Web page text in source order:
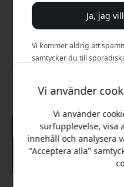
Vi använder
Vi använder
surfupplevelse, visa
innehåll och analysera
"Acceptera alla"
Ja, jag
Vi kommer aldrig att
samtycker du till
Nej, jag